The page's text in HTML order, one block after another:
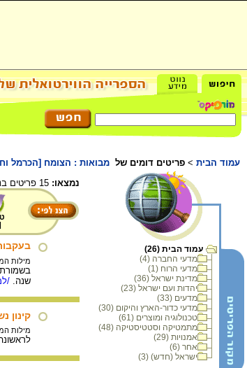
עמוד הבית > פריטים דומים של מבואות : הצומח [הכרמל
עמוד הבית (26)
מדעי החברה (4)
מדעי הרוח (1)
מדינת ישראל (36)
יהדות ועם ישראל (23)
מדעים (33)
מדעי כדור-הארץ והיקום (30)
טכנולוגיה ומוצרים (61)
מתמטיקה וסטטיסטיקה (48)
אמנויות (29)
אחר (6)
ישראל (חדש) (3)
נמצאו:
מילות
שנה. /
קינון
מילות
לראשונה, לאחר 50 שנה - התחדש קינון